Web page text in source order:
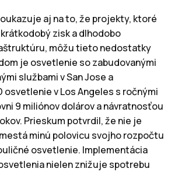
aj na to, že projekty, ktoré
zisk a dlhodobo
môžu tieto nedostatky
je osvetlenie so zabudovanými
službami v San Jose a
osvetlenie v Los Angeles s ročnými
9 miliónov dolárov a návratnosťou
Prieskum potvrdil, že nie je
minú polovicu svojho rozpočtu
osvetlenie. Implementácia
nielen znižuje spotrebu